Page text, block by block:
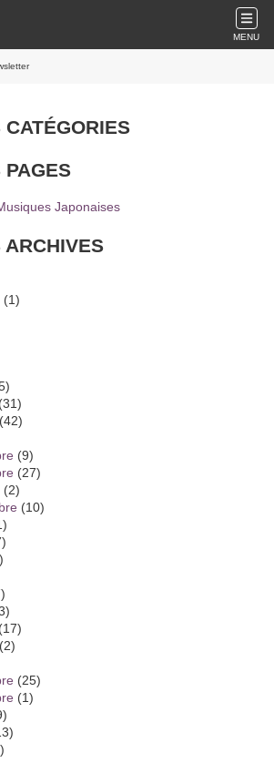
MENU
PAGES
Japonaises
(1)
(31)
(42)
(9)
(27)
(2)
(10)
(17)
(2)
(25)
(1)